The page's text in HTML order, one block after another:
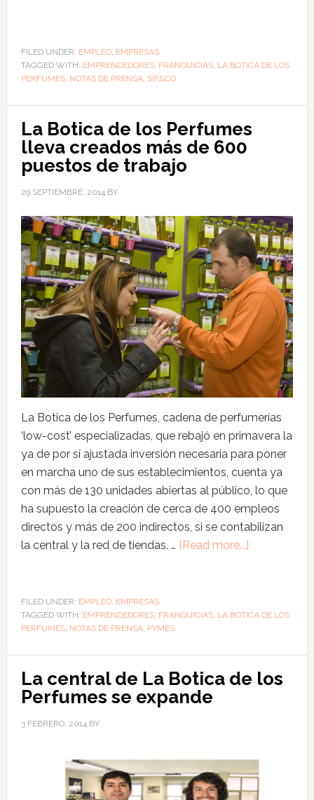
FILED UNDER: EMPLEO, EMPRESAS
TAGGED WITH: EMPRENDEDORES, FRANQUICIAS, LA BOTICA DE LOS
PERFUMES, NOTAS DE PRENSA, SIF&CO
La Botica de los Perfumes
lleva creados más de 600
puestos de trabajo
29 SEPTIEMBRE, 2014BY
La Botica de los Perfumes, cadena de perfumerías
‘low-cost’ especializadas, que rebajó en primavera la
ya de por sí ajustada inversión necesaria para poner
en marcha uno de sus establecimientos, cuenta ya
con más de 130 unidades abiertas al público, lo que
ha supuesto la creación de cerca de 400 empleos
directos y más de 200 indirectos, si se contabilizan
la central y la red de tiendas. … [Read more...]
FILED UNDER: EMPLEO, EMPRESAS
TAGGED WITH: EMPRENDEDORES, FRANQUICIAS, LA BOTICA DE LOS
PERFUMES, NOTAS DE PRENSA, PYMES
La central de La Botica de los
Perfumes se expande
3 FEBRERO, 2014BY